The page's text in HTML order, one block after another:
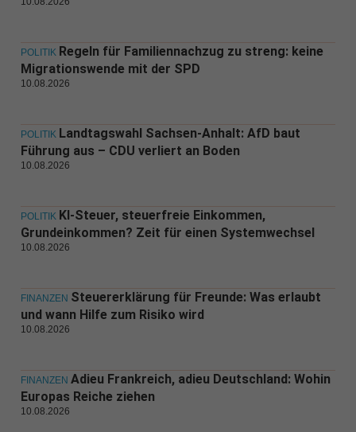
POLITIK Regeln für Familiennachzug zu streng: keine
Migrationswende mit der SPD
10.08.2026
POLITIK Landtagswahl Sachsen-Anhalt: AfD baut
Führung aus – CDU verliert an Boden
10.08.2026
POLITIK KI-Steuer, steuerfreie Einkommen,
Grundeinkommen? Zeit für einen Systemwechsel
10.08.2026
FINANZEN Steuererklärung für Freunde: Was erlaubt
und wann Hilfe zum Risiko wird
10.08.2026
FINANZEN Adieu Frankreich, adieu Deutschland: Wohin
Europas Reiche ziehen
10.08.2026